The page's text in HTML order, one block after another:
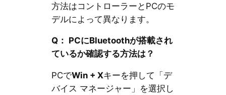
方法はコントローラーとPCのモ
デルによって異なります。
Q： PCにBluetoothが搭載され
ているか確認する方法は？
PCでWin + Xキーを押して「デ
バイス マネージャー」を選択し